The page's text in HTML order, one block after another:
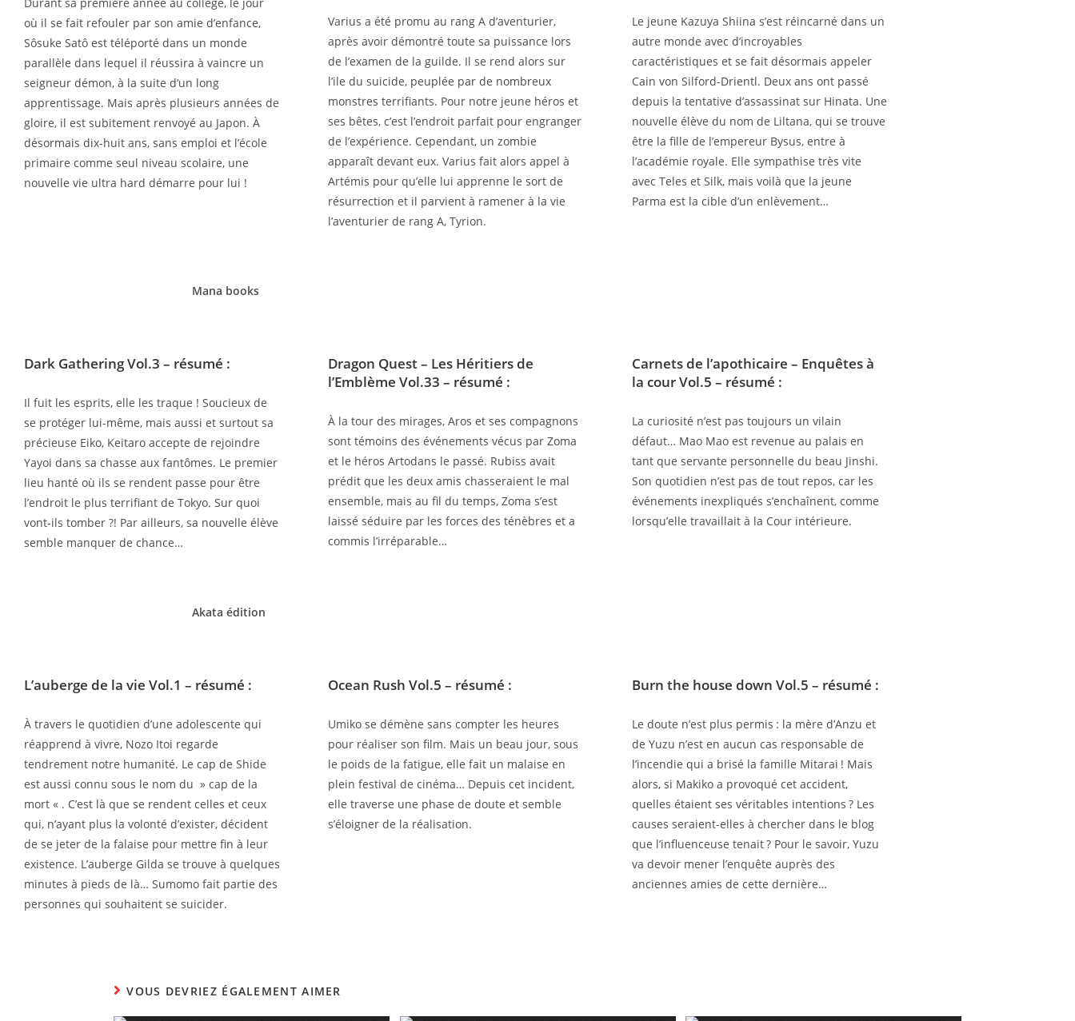
où il se fait refouler par son amie d’enfance,
Sôsuke Satô est téléporté dans un monde
parallèle dans lequel il réussira à vaincre un
seigneur démon, à la suite d’un long
apprentissage. Mais après plusieurs années de
gloire, il est subitement renvoyé au Japon. À
désormais dix-huit ans, sans emploi et l’école
primaire comme seul niveau scolaire, une
nouvelle vie ultra hard démarre pour lui !
Varius a été promu au rang A d’aventurier,
après avoir démontré toute sa puissance lors
de l’examen de la guilde. Il se rend alors sur
l’ile du suicide, peuplée par de nombreux
monstres terrifiants. Pour notre jeune héros et
ses bêtes, c’est l’endroit parfait pour engranger
de l’expérience. Cependant, un zombie
apparaît devant eux. Varius fait alors appel à
Artémis pour qu’elle lui apprenne le sort de
résurrection et il parvient à ramener à la vie
l’aventurier de rang A, Tyrion.
Le jeune Kazuya Shiina s’est réincarné dans un
autre monde avec d’incroyables
caractéristiques et se fait désormais appeler
Cain von Silford-Drientl. Deux ans ont passé
depuis la tentative d’assassinat sur Hinata. Une
nouvelle élève du nom de Liltana, qui se trouve
être la fille de l’empereur Bysus, entre à
l’académie royale. Elle sympathise très vite
avec Teles et Silk, mais voilà que la jeune
Parma est la cible d’un enlèvement…
Mana books
Dark Gathering Vol.3 – résumé :
Il fuit les esprits, elle les traque ! Soucieux de
se protéger lui-même, mais aussi et surtout sa
précieuse Eiko, Keitaro accepte de rejoindre
Yayoi dans sa chasse aux fantômes. Le premier
lieu hanté où ils se rendent passe pour être
l’endroit le plus terrifiant de Tokyo. Sur quoi
vont-ils tomber ?! Par ailleurs, sa nouvelle élève
semble manquer de chance…
Dragon Quest – Les Héritiers de
l’Emblème Vol.33 – résumé :
À la tour des mirages, Aros et ses compagnons
sont témoins des événements vécus par Zoma
et le héros Artodans le passé. Rubiss avait
prédit que les deux amis chasseraient le mal
ensemble, mais au fil du temps, Zoma s’est
laissé séduire par les forces des ténèbres et a
commis l’irréparable…
Carnets de l’apothicaire – Enquêtes à
la cour Vol.5 – résumé :
La curiosité n’est pas toujours un vilain
défaut… Mao Mao est revenue au palais en
tant que servante personnelle du beau Jinshi.
Son quotidien n’est pas de tout repos, car les
événements inexpliqués s’enchaînent, comme
lorsqu’elle travaillait à la Cour intérieure.
Akata édition
L’auberge de la vie Vol.1 – résumé :
À travers le quotidien d’une adolescente qui
réapprend à vivre, Nozo Itoi regarde
tendrement notre humanité. Le cap de Shide
est aussi connu sous le nom du » cap de la
mort « . C’est là que se rendent celles et ceux
qui, n’ayant plus la volonté d’exister, décident
de se jeter de la falaise pour mettre fin à leur
existence. L’auberge Gilda se trouve à quelques
minutes à pieds de là… Sumomo fait partie des
personnes qui souhaitent se suicider.
Ocean Rush Vol.5 – résumé :
Umiko se démène sans compter les heures
pour réaliser son film. Mais un beau jour, sous
le poids de la fatigue, elle fait un malaise en
plein festival de cinéma… Depuis cet incident,
elle traverse une phase de doute et semble
s’éloigner de la réalisation.
Burn the house down Vol.5 – résumé :
Le doute n’est plus permis : la mère d’Anzu et
de Yuzu n’est en aucun cas responsable de
l’incendie qui a brisé la famille Mitarai ! Mais
alors, si Makiko a provoqué cet accident,
quelles étaient ses véritables intentions ? Les
causes seraient-elles à chercher dans le blog
que l’influenceuse tenait ? Pour le savoir, Yuzu
va devoir mener l’enquête auprès des
anciennes amies de cette dernière…
VOUS DEVRIEZ ÉGALEMENT AIMER